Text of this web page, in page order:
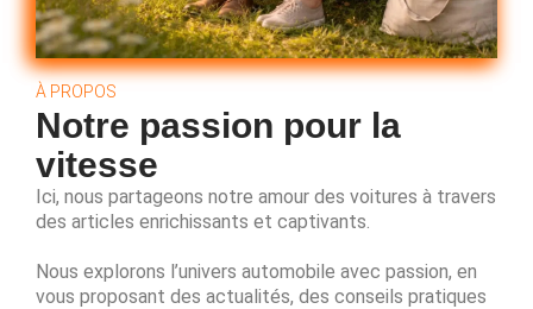
À PROPOS
Notre passion pour la
vitesse
Ici, nous partageons notre amour des voitures à travers
des articles enrichissants et captivants.
Nous explorons l’univers automobile avec passion, en
vous proposant des actualités, des conseils pratiques